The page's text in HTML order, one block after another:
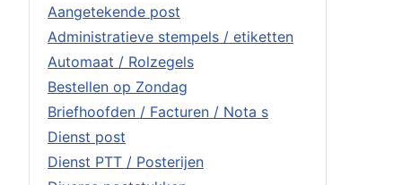
Aangetekende post
Administratieve stempels / etiketten
Automaat / Rolzegels
Bestellen op Zondag
Briefhoofden / Facturen / Nota s
Dienst post
Dienst PTT / Posterijen